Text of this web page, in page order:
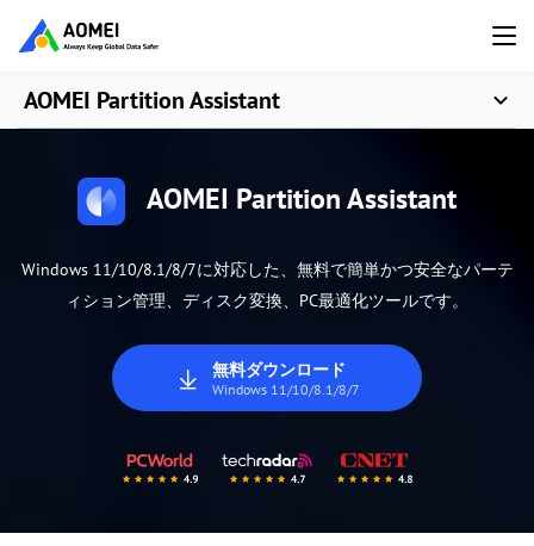
AOMEI Partition Assistant
AOMEI Partition Assistant
Windows 11/10/8.1/8/7に対応した、無料で簡単かつ安全なパーテ
ィション管理、ディスク変換、PC最適化ツールです。
無料ダウンロード
Windows 11/10/8.1/8/7